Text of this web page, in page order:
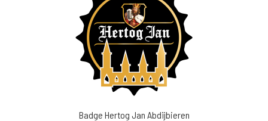
Badge Hertog Jan Abdijbieren